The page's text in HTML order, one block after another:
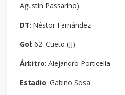
Agustín Passarino).
DT: Néstor Fernández
Gol: 62' Cueto (JJ)
Árbitro: Alejandro Porticella
Estadio: Gabino Sosa